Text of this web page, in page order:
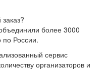
более 3000
по России.
сервис
организаторов и